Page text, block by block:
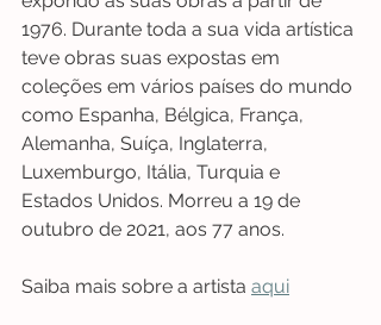
1976. Durante toda a sua vida artística
teve obras suas expostas em
coleções em vários países do mundo
como Espanha, Bélgica, França,
Alemanha, Suíça, Inglaterra,
Luxemburgo, Itália, Turquia e
Estados Unidos. Morreu a 19 de
outubro de 2021, aos 77 anos.
Saiba mais sobre a artista aqui